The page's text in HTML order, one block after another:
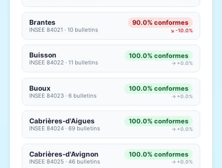
Brantes
INSEE 84021 · 10 bulletins
90.0% conformes
↘ -10.0%
Buisson
INSEE 84022 · 11 bulletins
100.0% conformes
→ +0.0%
Buoux
INSEE 84023 · 6 bulletins
100.0% conformes
→ +0.0%
Cabrières-d'Aigues
INSEE 84024 · 69 bulletins
100.0% conformes
→ +0.0%
Cabrières-d'Avignon
INSEE 84025 · 46 bulletins
100.0% conformes
→ +0.0%